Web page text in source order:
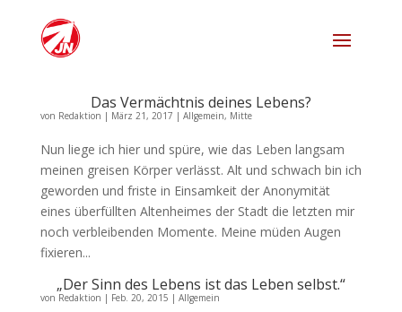
Das Vermächtnis deines Lebens?
von Redaktion | März 21, 2017 | Allgemein, Mitte
Nun liege ich hier und spüre, wie das Leben langsam
meinen greisen Körper verlässt. Alt und schwach bin ich
geworden und friste in Einsamkeit der Anonymität
eines überfüllten Altenheimes der Stadt die letzten mir
noch verbleibenden Momente. Meine müden Augen
fixieren...
„Der Sinn des Lebens ist das Leben selbst.“
von Redaktion | Feb. 20, 2015 | Allgemein